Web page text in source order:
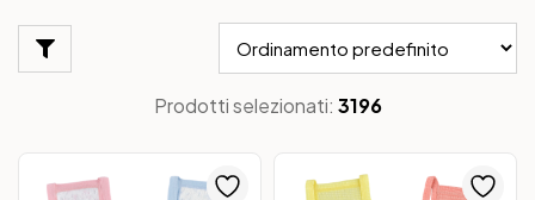
Prodotti selezionati: 3196